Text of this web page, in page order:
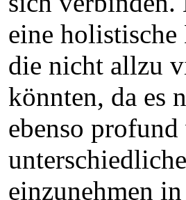
eine holistische
die nicht allzu
könnten, da es
ebenso
einzunehmen